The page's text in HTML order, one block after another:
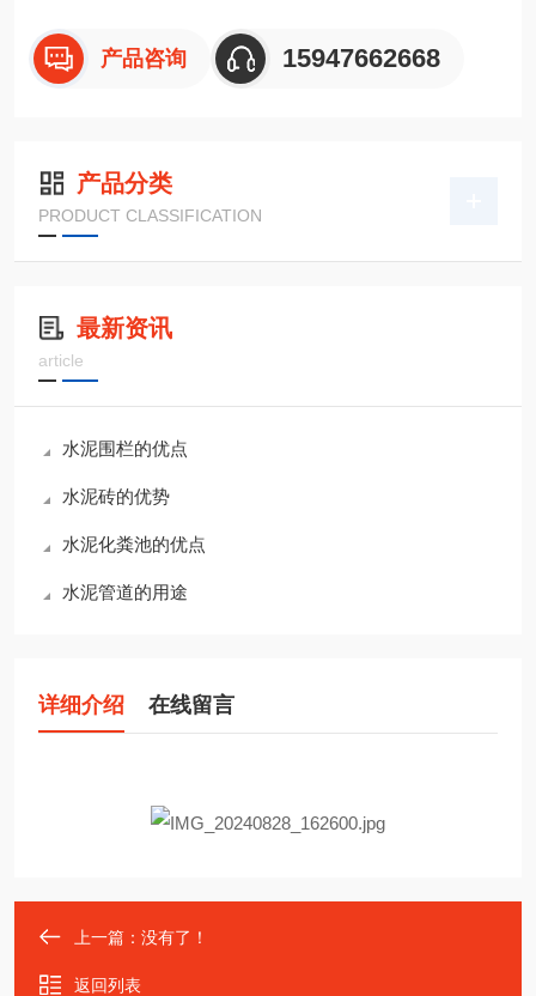
产品咨询 15947662668
产品分类
PRODUCT CLASSIFICATION
最新资讯
article
水泥围栏的优点
水泥砖的优势
水泥化粪池的优点
水泥管道的用途
详细介绍 在线留言
上一篇：没有了！
返回列表